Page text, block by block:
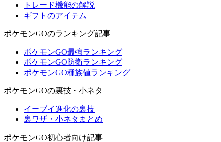
トレード機能の解説
ギフトのアイテム
ポケモンGOのランキング記事
ポケモンGO最強ランキング
ポケモンGO防衛ランキング
ポケモンGO種族値ランキング
ポケモンGOの裏技・小ネタ
イーブイ進化の裏技
裏ワザ・小ネタまとめ
ポケモンGO初心者向け記事